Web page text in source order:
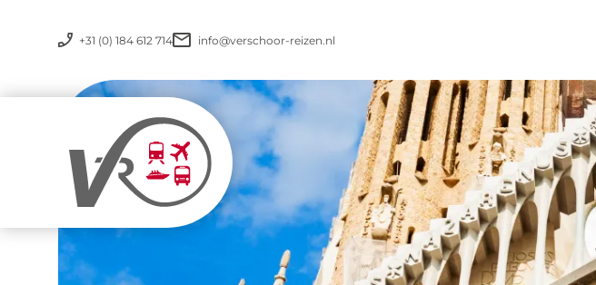
+31 (0) 184 612 714 info@verschoor-reizen.nl